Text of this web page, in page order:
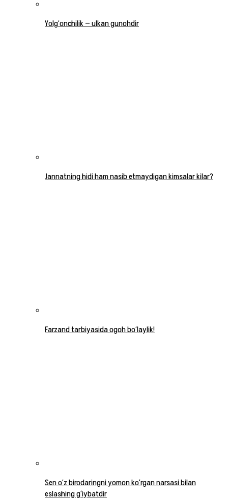
Yolg‘onchilik — ulkan gunohdir
Jannatning hidi ham nasib etmaydigan kimsalar kilar?
Farzand tarbiyasida ogoh bo‘laylik!
Sen o‘z birodaringni yomon ko‘rgan narsasi bilan
eslashing g‘iybatdir